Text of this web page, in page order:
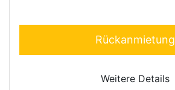
Rückanmietung
Weitere Details